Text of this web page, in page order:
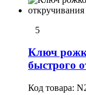
5
Ключ
быстрого
Код товара: